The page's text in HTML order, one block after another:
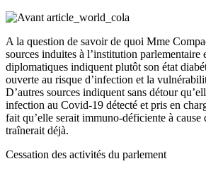
A la question de savoir de quoi Mme
sources induites à l’institution parlementaire
diplomatiques indiquent plutôt son état
ouverte au risque d’infection et la
D’autres sources indiquent sans détour
infection au Covid-19 détecté et pris en
fait qu’elle serait immuno-déficiente à cause
traînerait déjà.
Cessation des activités du parlement